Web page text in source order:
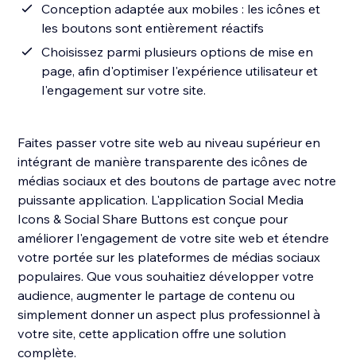
Conception adaptée aux mobiles : les icônes et
les boutons sont entièrement réactifs
Choisissez parmi plusieurs options de mise en
page, afin d'optimiser l'expérience utilisateur et
l'engagement sur votre site.
Faites passer votre site web au niveau supérieur en
intégrant de manière transparente des icônes de
médias sociaux et des boutons de partage avec notre
puissante application. L'application Social Media
Icons & Social Share Buttons est conçue pour
améliorer l'engagement de votre site web et étendre
votre portée sur les plateformes de médias sociaux
populaires. Que vous souhaitiez développer votre
audience, augmenter le partage de contenu ou
simplement donner un aspect plus professionnel à
votre site, cette application offre une solution
complète.